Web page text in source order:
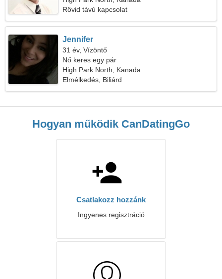
Rövid távú kapcsolat
Jennifer
31 év, Vízöntő
Nő keres egy pár
High Park North, Kanada
Elmélkedés, Biliárd
Hogyan működik CanDatingGo
Csatlakozz hozzánk
Ingyenes regisztráció